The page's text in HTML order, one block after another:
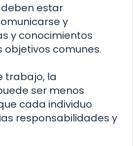
estar
y
y conocimientos
objetivos comunes.
trabajo, la
ser menos
cada individuo
responsabilidades y